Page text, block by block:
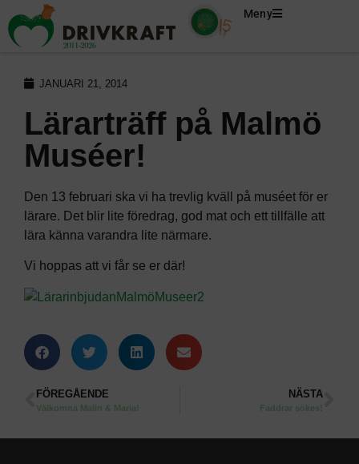
Meny
JANUARI 21, 2014
Lärarträff på Malmö
Muséer!
Den 13 februari ska vi ha trevlig kväll på muséet för er
lärare. Det blir lite föredrag, god mat och ett tillfälle att
lära känna varandra lite närmare.
Vi hoppas att vi får se er där!
FÖREGÅENDE
Välkomna Malin & Maria!
NÄSTA
Faddrar sökes!